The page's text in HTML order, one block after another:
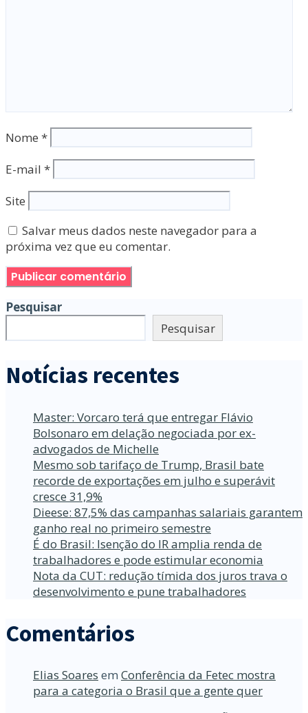
Nome *
E-mail *
Site
Salvar meus dados neste navegador para a
próxima vez que eu comentar.
Pesquisar
Pesquisar
Notícias recentes
Master: Vorcaro terá que entregar Flávio
Bolsonaro em delação negociada por ex-
advogados de Michelle
Mesmo sob tarifaço de Trump, Brasil bate
recorde de exportações em julho e superávit
cresce 31,9%
Dieese: 87,5% das campanhas salariais garantem
ganho real no primeiro semestre
É do Brasil: Isenção do IR amplia renda de
trabalhadores e pode estimular economia
Nota da CUT: redução tímida dos juros trava o
desenvolvimento e pune trabalhadores
Comentários
Elias Soares em Conferência da Fetec mostra
para a categoria o Brasil que a gente quer